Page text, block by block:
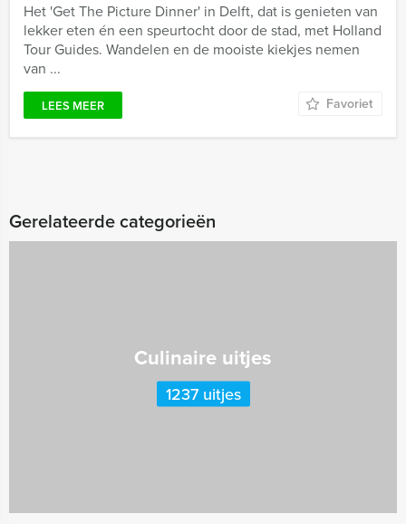
Het 'Get The Picture Dinner' in Delft, dat is genieten van
lekker eten én een speurtocht door de stad, met Holland
Tour Guides. Wandelen en de mooiste kiekjes nemen
van ...
LEES MEER Favoriet
Gerelateerde categorieën
Culinaire uitjes
1237 uitjes